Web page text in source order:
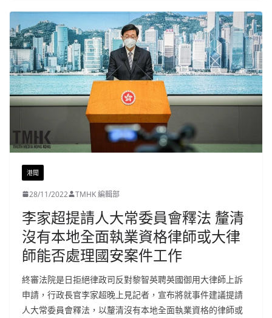
港聞
28/11/2022 TMHK 編輯部
李家超提請人大常委員會釋法 釐清
沒有本地全面執業資格律師或大律
師能否處理國安案件工作
終審法院是日拒絕律政司反對黎智英聘英國御用大律師上訴
申請，行政長官李家超晚上見記者，宣布將就事件建議提請
人大常委員會釋法，以釐清沒有本地全面執業資格的律師或